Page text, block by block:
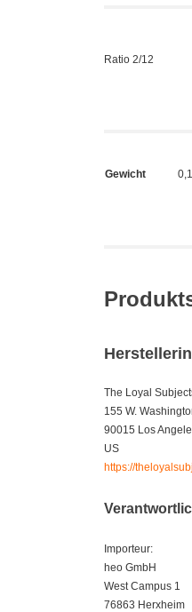
Ratio 2/12
Gewicht
The Loyal
155 W.
90015 Los
US
https://
Importeur:
heo GmbH
West Campus 1
76863 Herxheim